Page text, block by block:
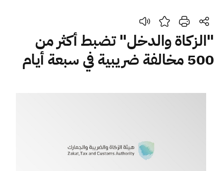
بحث
بحث بحث AI
اقتراحات
"الزكاة والدخل" تضبط أكثر من
500 مخالفة ضريبية في سبعة أيام